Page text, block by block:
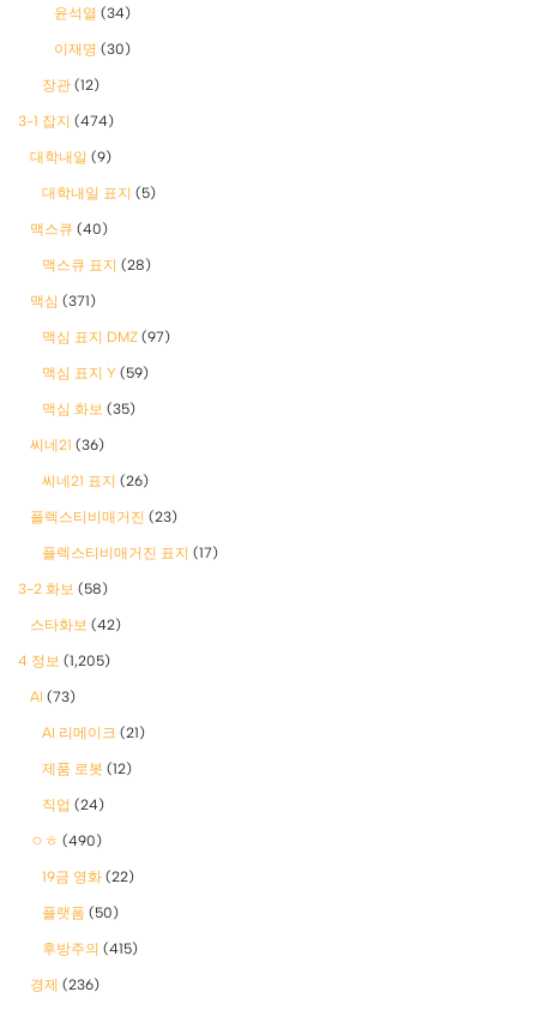
윤석열 (34)
이재명 (30)
장관 (12)
3-1 잡지 (474)
대학내일 (9)
대학내일 표지 (5)
맥스큐 (40)
맥스큐 표지 (28)
맥심 (371)
맥심 표지 DMZ (97)
맥심 표지 Y (59)
맥심 화보 (35)
씨네21 (36)
씨네21 표지 (26)
플렉스티비매거진 (23)
플렉스티비매거진 표지 (17)
3-2 화보 (58)
스타화보 (42)
4 정보 (1,205)
AI (73)
AI 리메이크 (21)
제품 로봇 (12)
직업 (24)
ㅇㅎ (490)
19금 영화 (22)
플랫폼 (50)
후방주의 (415)
경제 (236)